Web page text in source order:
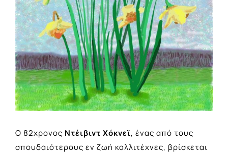
Ο 82χρονος Ντέιβιντ Χόκνεϊ, ένας από τους
σπουδαιότερους εν ζωή καλλιτέχνες, βρίσκεται